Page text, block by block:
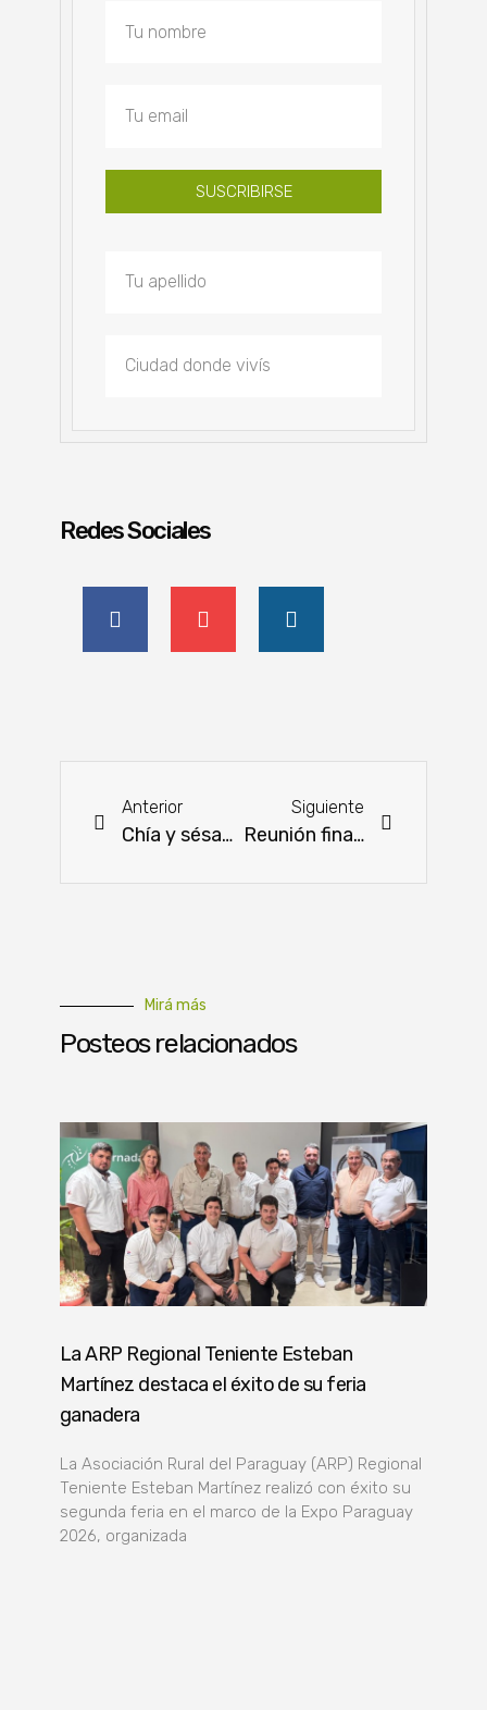
SUSCRIBIRSE
Redes Sociales
Anterior
Chía y sésamo destacan por su crecimiento en exportaciones
Siguiente
Reunión final de la Junta del Proyecto CBIT Paraguay
Mirá más
Posteos relacionados
La ARP Regional Teniente Esteban
Martínez destaca el éxito de su feria
ganadera
La Asociación Rural del Paraguay (ARP) Regional
Teniente Esteban Martínez realizó con éxito su
segunda feria en el marco de la Expo Paraguay
2026, organizada